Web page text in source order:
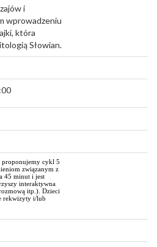
i
wprowadzeniu
która
Słowian.
proponujemy cykl 5
związanym z
45 minut i jest
interaktywna
itp.). Dzieci
rekwizyty i/lub